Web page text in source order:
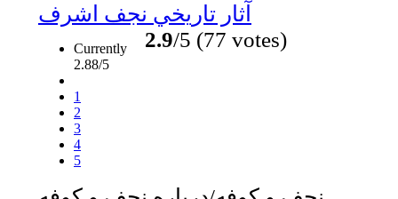
آثار تاريخي نجف اشرف
Currently
2.88/5
1
2
3
4
5
2.9/5 (77 votes)